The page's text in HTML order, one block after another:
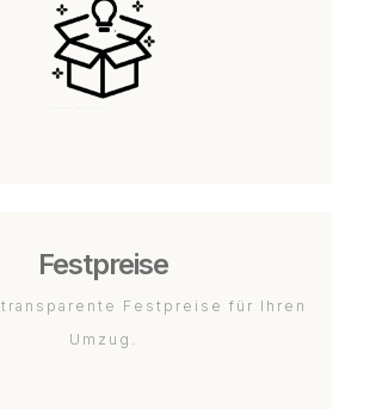
Festpreise
Festpreise für Ihren
Umzug.